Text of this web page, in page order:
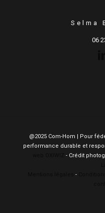
Selma
06
@2025 Com-Hom | Pour
performance durable et
- Crédit
-